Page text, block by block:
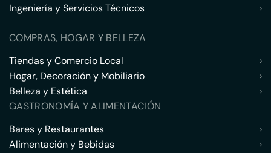
Ingeniería y Servicios Técnicos
›
COMPRAS, HOGAR Y BELLEZA
Tiendas y Comercio Local
›
Hogar, Decoración y Mobiliario
›
Belleza y Estética
›
GASTRONOMÍA Y ALIMENTACIÓN
Bares y Restaurantes
›
Alimentación y Bebidas
›